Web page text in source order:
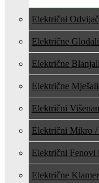
Električni
Električne
Električne
Električne
Električni
Električni Mikro /
Električni Fenovi
Električne